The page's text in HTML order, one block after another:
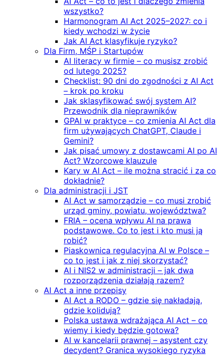
wszystko?
Harmonogram AI Act 2025–2027: co i
kiedy wchodzi w życie
Jak AI Act klasyfikuje ryzyko?
Dla Firm, MŚP i Startupów
AI literacy w firmie – co musisz zrobić
od lutego 2025?
Checklist: 90 dni do zgodności z AI Act
– krok po kroku
Jak sklasyfikować swój system AI?
Przewodnik dla nieprawników
GPAI w praktyce – co zmienia AI Act dla
firm używających ChatGPT, Claude i
Gemini?
Jak pisać umowy z dostawcami AI po AI
Act? Wzorcowe klauzule
Kary w AI Act – ile można stracić i za co
dokładnie?
Dla administracji i JST
AI Act w samorządzie – co musi zrobić
urząd gminy, powiatu, województwa?
FRIA – ocena wpływu AI na prawa
podstawowe. Co to jest i kto musi ją
robić?
Piaskownica regulacyjna AI w Polsce –
co to jest i jak z niej skorzystać?
AI i NIS2 w administracji – jak dwa
rozporządzenia działają razem?
AI Act a inne przepisy
AI Act a RODO – gdzie się nakładają,
gdzie kolidują?
Polska ustawa wdrażająca AI Act – co
wiemy i kiedy będzie gotowa?
AI w kancelarii prawnej – asystent czy
decydent? Granica wysokiego ryzyka